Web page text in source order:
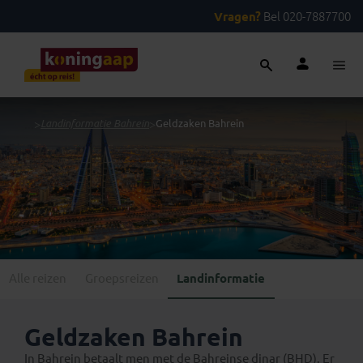
Vragen? Bel 020-7887700
Landinformatie Bahrein Geldzaken Bahrein
Landinformatie
Geldzaken Bahrein
In Bahrein betaalt men met de Bahreinse dinar (BHD). Er